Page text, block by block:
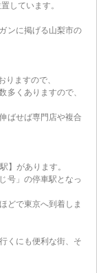
しています。
ンに掲げる山梨市の
ますので、
くありますので、
ばせば専門店や複合
】があります。
号」の停車駅となっ
どで東京へ到着しま
くにも便利な街、そ